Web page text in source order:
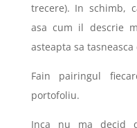
trecere). In schimb,
asa cum il descrie
asteapta sa tasneasca
Fain pairingul
portofoliu.
Inca nu ma decid